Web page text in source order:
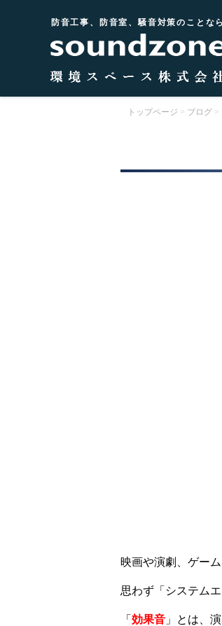
防音工事、防音室、騒音対策のことなら
トップページ > ブログ >
映画や演劇、ゲー
思わず「システム
「 効果音 」とは、